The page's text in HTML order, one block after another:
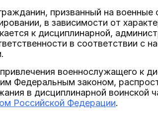
призванный на
в зависимости от
к дисциплинарной,
в соответствии с
военнослужащего к
Федеральным законом,
в дисциплинарной воинской
Российской Федерации.